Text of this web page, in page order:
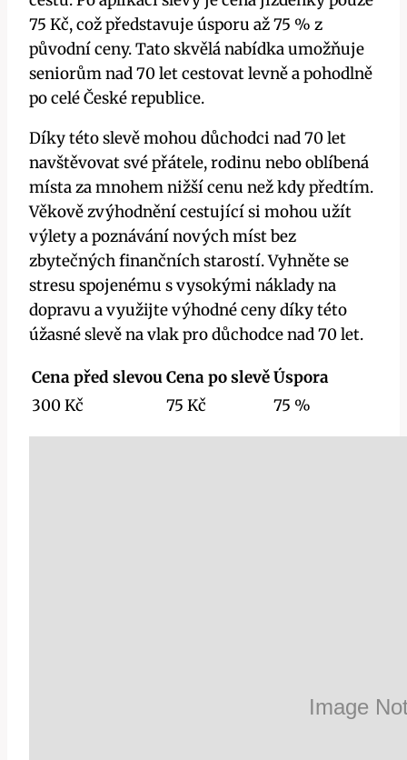
75 Kč, což představuje úsporu až 75 % z
původní ceny. Tato skvělá nabídka umožňuje
seniorům nad 70 let cestovat levně a pohodlně
po celé České republice.
Díky této slevě mohou důchodci nad 70 let
navštěvovat své přátele, rodinu nebo oblíbená
místa za mnohem nižší cenu než kdy předtím.
Věkově zvýhodnění cestující si mohou užít
výlety a poznávání nových míst bez
zbytečných finančních starostí. Vyhněte se
stresu spojenému s vysokými náklady na
dopravu a využijte výhodné ceny díky této
úžasné slevě na vlak pro důchodce nad 70 let.
Cena před slevouCena po slevěÚspora
300 Kč
75 Kč 75 %